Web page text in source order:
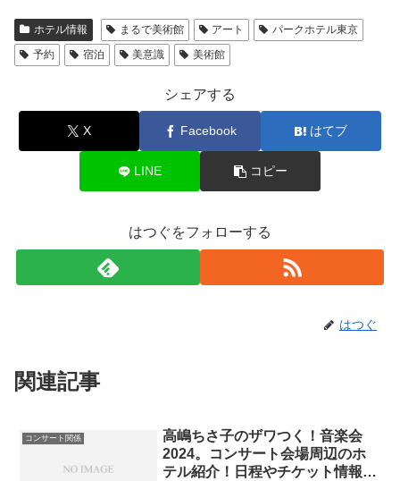
ホテル情報 まるで美術館 アート
パークホテル東京
予約
宿泊 美意識 美術館
シェアする
X Facebook はてブ
LINE コピー
はつぐをフォローする
はつぐ
関連記事
コンサート関係
高嶋ちさ子のザワつく！音楽会
2024。コンサート会場周辺のホ
テル紹介！日程やチケット情報も